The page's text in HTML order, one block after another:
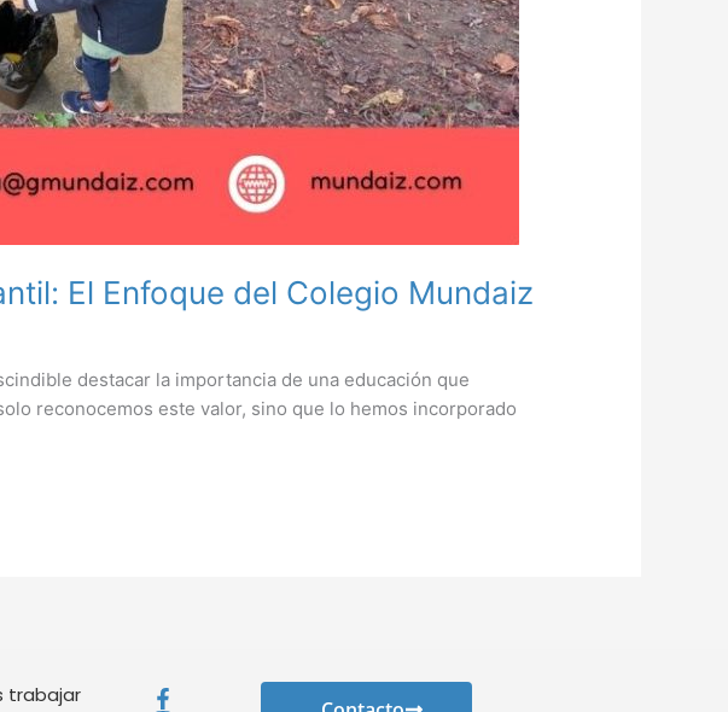
El Enfoque del Colegio Mundaiz
destacar la importancia de una educación que
reconocemos este valor, sino que lo hemos incorporado
trabajar